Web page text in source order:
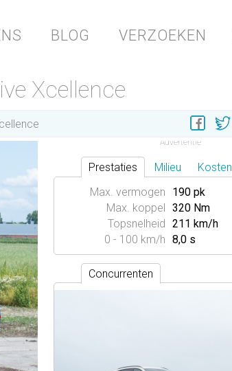
BLOG VERZOEKEN
Xcellence
Prestaties Milieu Kosten
Max. vermogen
190 pk
Max. koppel 320 Nm
Topsnelheid 211 km/h
0 - 100 km/h 8,0 s
Concurrenten